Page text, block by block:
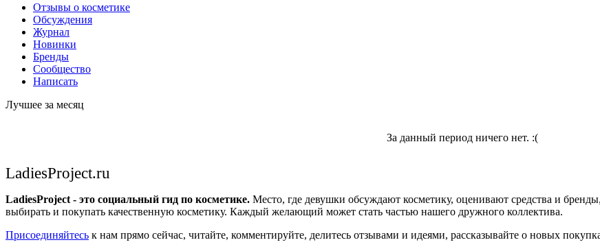
Отзывы о косметике
Обсуждения
Журнал
Новинки
Бренды
Сообщество
Написать
Лучшее за месяц
За данный период ничего нет. :(
LadiesProject.ru
LadiesProject - это социальный гид по косметике. Место, где девушки обсуждают косметику, оценивают средства и
выбирать и покупать качественную косметику. Каждый желающий может стать частью нашего дружного коллектива.
Присоединяйтесь к нам прямо сейчас, читайте, комментируйте, делитесь отзывами и идеями, рассказывайте о новых